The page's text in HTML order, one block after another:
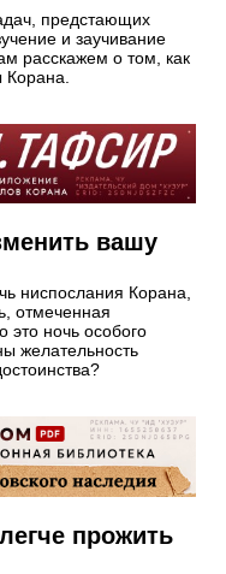
предстающих
и заучивание
расскажем о том, как
вашу
ниспослания Корана,
отмеченная
это ночь особого
желательность
прожить